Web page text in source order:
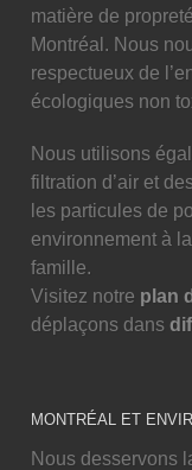
matière de
Montréal. Nous
respectueux de
écologiques non
Nous utilisons
filtration d’air et
les particules de
environnement à
famille.
Visitez notre plan
déplaçons dans
MONTRÉAL ET
Nous desservons